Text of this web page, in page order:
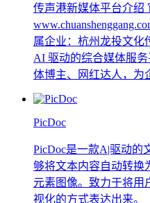
传声港新媒体平台介绍
属企业：杭州龙投文化
AI 驱动的综合媒体服
体博主、网红达人，为
PicDoc
PicDoc是一款A|驱动的
够将文本内容自动转换
元素图像。致力于将用
视化的方式表达出来。